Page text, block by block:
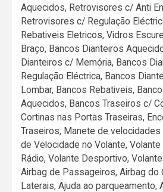
Aquecidos, Retrovisores c/ Anti
Retrovisores c/ Regulação
Rebativeis Eletricos, Vidros
Braço, Bancos Dianteiros
Dianteiros c/ Memória, Bancos
Regulação Eléctrica, Bancos
Lombar, Bancos Rebativeis,
Aquecidos, Bancos Traseiros c/
Cortinas nas Portas Traseiras,
Traseiros, Manete de velocidades
de Velocidade no Volante,
Rádio, Volante Desportivo,
Airbag de Passageiros, Airbag do
Laterais, Ajuda ao parqueamento,